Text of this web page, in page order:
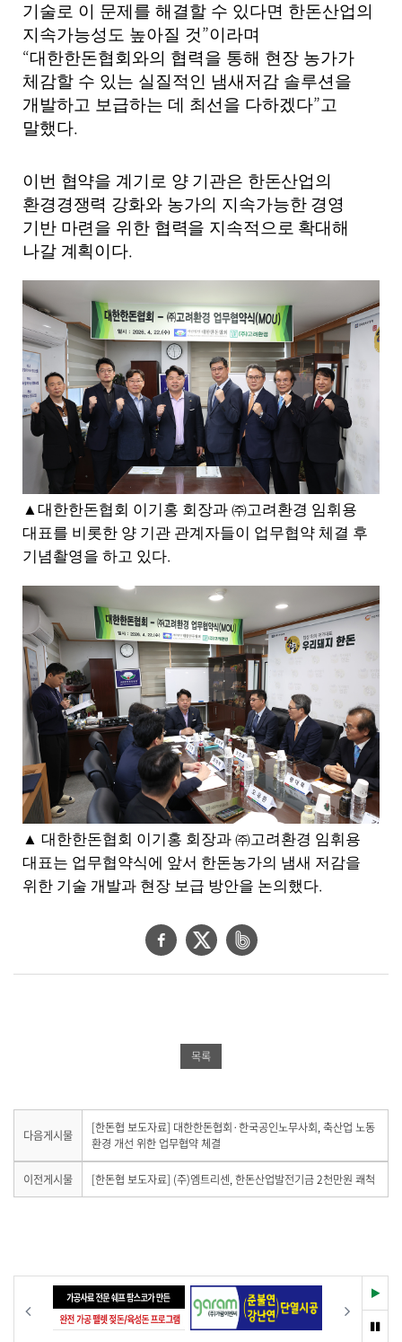
기술로 이 문제를 해결할 수 있다면 한돈산업의
지속가능성도 높아질 것”이라며
“대한한돈협회와의 협력을 통해 현장 농가가
체감할 수 있는 실질적인 냄새저감 솔루션을
개발하고 보급하는 데 최선을 다하겠다”고
말했다.
이번 협약을 계기로 양 기관은 한돈산업의
환경경쟁력 강화와 농가의 지속가능한 경영
기반 마련을 위한 협력을 지속적으로 확대해
나갈 계획이다.
▲대한한돈협회 이기홍 회장과 ㈜고려환경 임휘용
대표를 비롯한 양 기관 관계자들이 업무협약 체결 후
기념촬영을 하고 있다.
▲ 대한한돈협회 이기홍 회장과 ㈜고려환경 임휘용
대표는 업무협약식에 앞서 한돈농가의 냄새 저감을
위한 기술 개발과 현장 보급 방안을 논의했다.
페
기
트
유
하
네
하
목록
다음게시물
다
음
게
시
물
다
.
[한돈협 보도자료] 대한한돈협회·한국공인노무사회, 축산업 노동
환경 개선 위한 업무협약 체결
이전게시물
이
전
없
습
니
다
[한돈협 보도자료] (주)엠트리센, 한돈산업발전기금 2천만원 쾌척
재
생
멈